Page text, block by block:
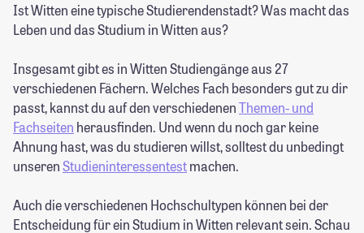
Ist Witten eine typische Studierendenstadt? Was macht das
Leben und das Studium in Witten aus?
Insgesamt gibt es in Witten Studiengänge aus 27
verschiedenen Fächern. Welches Fach besonders gut zu dir
passt, kannst du auf den verschiedenenThemen- und
Fachseiten herausfinden. Und wenn du noch gar keine
Ahnung hast, was du studieren willst, solltest du unbedingt
unserenStudieninteressentestmachen.
Auch die verschiedenen Hochschultypen können bei der
Entscheidung für ein Studium in Witten relevant sein. Schau